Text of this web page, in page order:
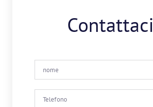
Contattaci